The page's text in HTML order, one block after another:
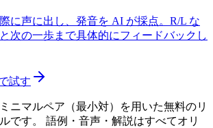
に声に出し、発音を AI が採点。R/L な
次の一歩まで具体的にフィードバックし
試す
ニマルペア（最小対）を用いた無料のリ
です。 語例・音声・解説はすべてオリ